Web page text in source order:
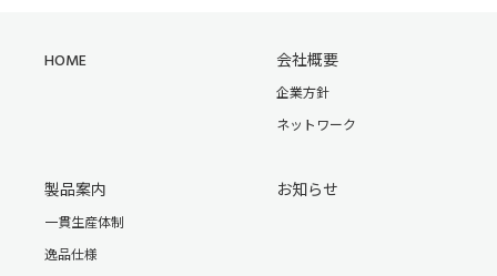
HOME 会社概要
企業方針
ネットワーク
製品案内
一貫生産体制
逸品仕様
お知らせ